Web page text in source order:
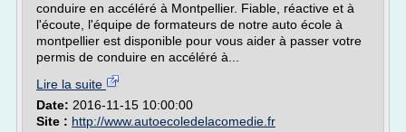
conduire en accéléré à Montpellier. Fiable, réactive et à
l'écoute, l'équipe de formateurs de notre auto école à
montpellier est disponible pour vous aider à passer votre
permis de conduire en accéléré à...
Lire la suite
Date: 2016-11-15 10:00:00
Site : http://www.autoecoledelacomedie.fr